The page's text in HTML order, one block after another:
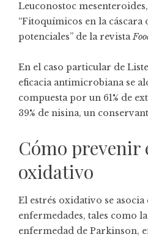
Leuconostoc
“Fitoquímicos en la cáscara
potenciales” de la revista
En el caso particular de
eficacia antimicrobiana se
compuesta por un 61% de
39% de nisina, un
Cómo prevenir
oxidativo
El estrés oxidativo se
enfermedades, tales como
enfermedad de Parkinson,